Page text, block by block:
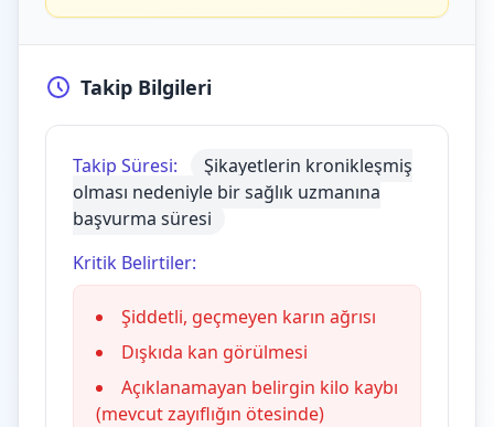
Takip Bilgileri
Takip Süresi:
Şikayetlerin kronikleşmiş
olması nedeniyle bir sağlık uzmanına
başvurma süresi
Kritik Belirtiler:
Şiddetli, geçmeyen karın ağrısı
Dışkıda kan görülmesi
Açıklanamayan belirgin kilo kaybı
(mevcut zayıflığın ötesinde)